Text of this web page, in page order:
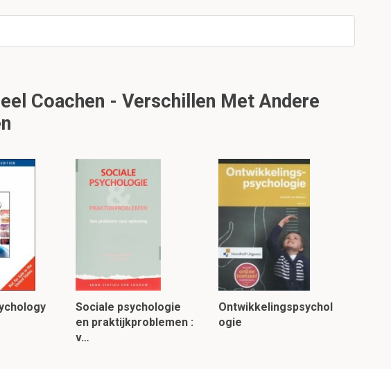
Coachen - Verschillen Met Andere
Sociale psychologie
en praktijkproblemen :
v…
Ontwikkelingspsychol
ogie